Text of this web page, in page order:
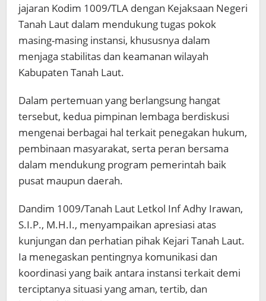
jajaran Kodim 1009/TLA dengan Kejaksaan Negeri
Tanah Laut dalam mendukung tugas pokok
masing-masing instansi, khususnya dalam
menjaga stabilitas dan keamanan wilayah
Kabupaten Tanah Laut.
Dalam pertemuan yang berlangsung hangat
tersebut, kedua pimpinan lembaga berdiskusi
mengenai berbagai hal terkait penegakan hukum,
pembinaan masyarakat, serta peran bersama
dalam mendukung program pemerintah baik
pusat maupun daerah.
Dandim 1009/Tanah Laut Letkol Inf Adhy Irawan,
S.I.P., M.H.I., menyampaikan apresiasi atas
kunjungan dan perhatian pihak Kejari Tanah Laut.
Ia menegaskan pentingnya komunikasi dan
koordinasi yang baik antara instansi terkait demi
terciptanya situasi yang aman, tertib, dan